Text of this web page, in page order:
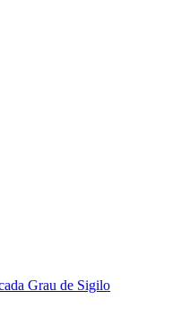
Grau de Sigilo